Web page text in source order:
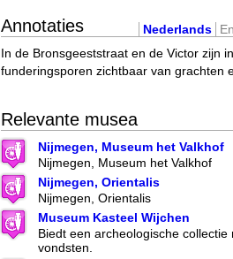
Annotaties Nederlands
In de Bronsgeeststraat en de Victor zijn
funderingsporen zichtbaar van grachten
Relevante musea
Nijmegen, Museum het Valkhof
Nijmegen, Museum het Valkhof
Nijmegen, Orientalis
Nijmegen, Orientalis
Museum Kasteel Wijchen
Biedt een archeologische collectie
vondsten.